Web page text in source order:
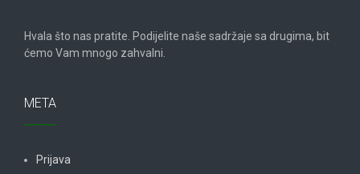
Hvala što nas pratite. Podijelite naše sadržaje sa drugima, bit
ćemo Vam mnogo zahvalni.
META
Prijava